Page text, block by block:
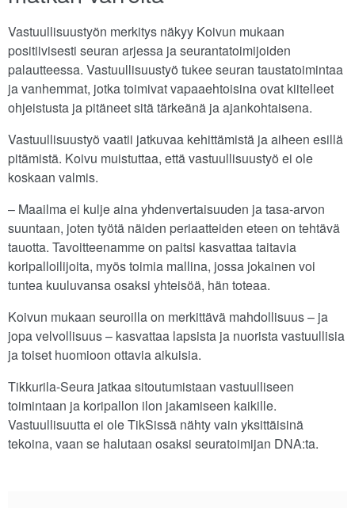
Vastuullisuustyön merkitys näkyy Koivun mukaan
positiivisesti seuran arjessa ja seurantatoimijoiden
palautteessa. Vastuullisuustyö tukee seuran taustatoimintaa
ja vanhemmat, jotka toimivat vapaaehtoisina ovat kiitelleet
ohjeistusta ja pitäneet sitä tärkeänä ja ajankohtaisena.
Vastuullisuustyö vaatii jatkuvaa kehittämistä ja aiheen esillä
pitämistä. Koivu muistuttaa, että vastuullisuustyö ei ole
koskaan valmis.
– Maailma ei kulje aina yhdenvertaisuuden ja tasa-arvon
suuntaan, joten työtä näiden periaatteiden eteen on tehtävä
tauotta. Tavoitteenamme on paitsi kasvattaa taitavia
koripalloilijoita, myös toimia mallina, jossa jokainen voi
tuntea kuuluvansa osaksi yhteisöä, hän toteaa.
Koivun mukaan seuroilla on merkittävä mahdollisuus – ja
jopa velvollisuus – kasvattaa lapsista ja nuorista vastuullisia
ja toiset huomioon ottavia aikuisia.
Tikkurila-Seura jatkaa sitoutumistaan vastuulliseen
toimintaan ja koripallon ilon jakamiseen kaikille.
Vastuullisuutta ei ole TikSissä nähty vain yksittäisinä
tekoina, vaan se halutaan osaksi seuratoimijan DNA:ta.